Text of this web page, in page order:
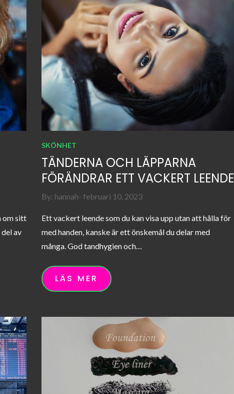
om sitt
av
SKÖNHET
TÄNDERNA OCH LÄPPARNA
FÖRÄNDRAR ETT VACKERT LEENDE
By: hannah Posted
februari 10, 2023
Ett vackert leende som du kan visa upp utan att hålla för
med handen, kanske är ett önskemål du delar med
många. God tandhygien och…
LÄS MER